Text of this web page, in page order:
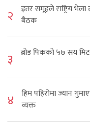
२
इतर समूहले राष्ट्रिय
बैठक
३ ब्रोड पिकको ५७ सय
४
हिम पहिरोमा ज्यान
व्यक्त